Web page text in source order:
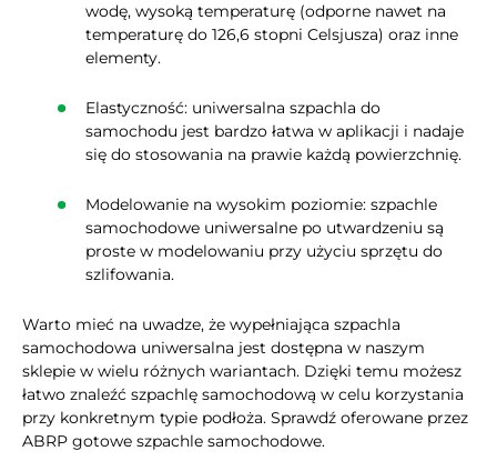
wodę, wysoką temperaturę (odporne nawet na
temperaturę do 126,6 stopni Celsjusza) oraz inne
elementy.
Elastyczność: uniwersalna szpachla do
samochodu jest bardzo łatwa w aplikacji i nadaje
się do stosowania na prawie każdą powierzchnię.
Modelowanie na wysokim poziomie: szpachle
samochodowe uniwersalne po utwardzeniu są
proste w modelowaniu przy użyciu sprzętu do
szlifowania.
Warto mieć na uwadze, że wypełniająca szpachla
samochodowa uniwersalna jest dostępna w naszym
sklepie w wielu różnych wariantach. Dzięki temu możesz
łatwo znaleźć szpachlę samochodową w celu korzystania
przy konkretnym typie podłoża. Sprawdź oferowane przez
ABRP gotowe szpachle samochodowe.